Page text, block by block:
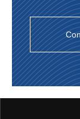
Certes aussi
on essaie de
(Turquie), mais
l’immense
Pourtant un
Mille et une
mêmes, c’est
d’opinion
dépassant bien